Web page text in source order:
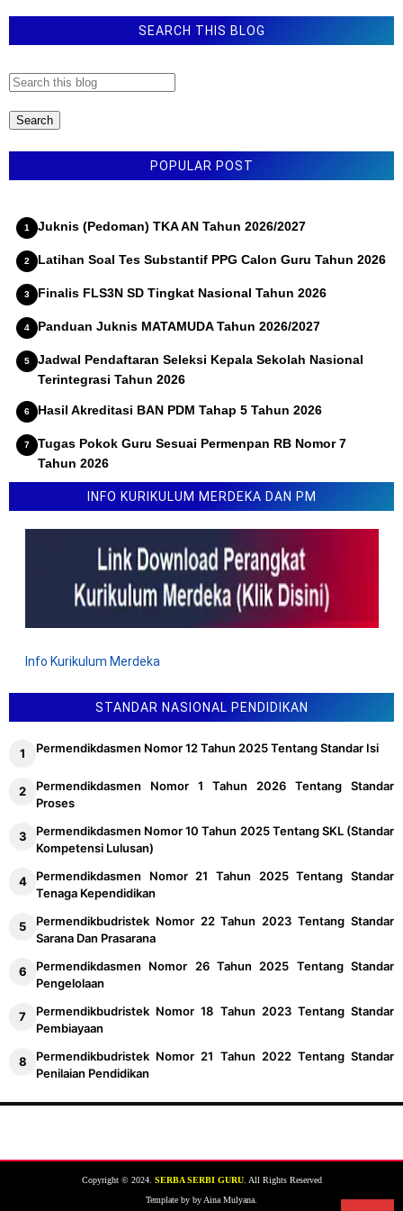
Hari Pertama Semester Genap
Permendikdasmen Nomor 13 Tahun 2025 tentang
SEARCH THIS BLOG
POPULAR POST
Juknis (Pedoman) TKA AN Tahun 2026/2027
Latihan Soal Tes Substantif PPG Calon Guru Tahun 2026
Finalis FLS3N SD Tingkat Nasional Tahun 2026
Panduan Juknis MATAMUDA Tahun 2026/2027
Jadwal Pendaftaran Seleksi Kepala Sekolah Nasional
Terintegrasi Tahun 2026
Hasil Akreditasi BAN PDM Tahap 5 Tahun 2026
Tugas Pokok Guru Sesuai Permenpan RB Nomor 7
Tahun 2026
Lomba Inovasi Karya Guru 2026 (LINKAR)
INFO KURIKULUM MERDEKA DAN PM
Info Kurikulum Merdeka
STANDAR NASIONAL PENDIDIKAN
Permendikdasmen Nomor 12 Tahun 2025 Tentang Standar Isi
Permendikdasmen Nomor 1 Tahun 2026 Tentang Standar
Proses
Permendikdasmen Nomor 10 Tahun 2025 Tentang SKL (Standar
Kompetensi Lulusan)
Permendikdasmen Nomor 21 Tahun 2025 Tentang Standar
Tenaga Kependidikan
Permendikbudristek Nomor 22 Tahun 2023 Tentang Standar
Sarana Dan Prasarana
Permendikdasmen Nomor 26 Tahun 2025 Tentang Standar
Pengelolaan
Permendikbudristek Nomor 18 Tahun 2023 Tentang Standar
Pembiayaan
Permendikbudristek Nomor 21 Tahun 2022 Tentang Standar
Penilaian Pendidikan
Copyright © 2024. SERBA SERBI GURU. All Rights Reserved
Template by by Aina Mulyana.